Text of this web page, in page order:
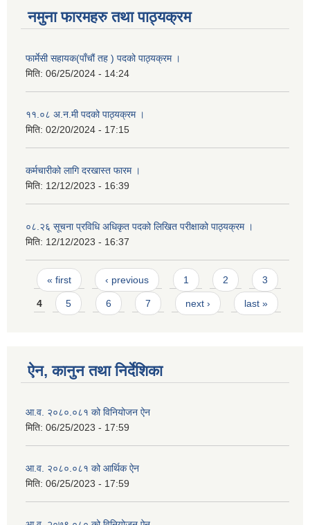
नमुना फारमहरु तथा पाठ्यक्रम
फार्मेसी सहायक(पाँचौं तह ) पदको पाठ्यक्रम ।
मिति: 06/25/2024 - 14:24
११.०८ अ.न.मी पदको पाठ्यक्रम ।
मिति: 02/20/2024 - 17:15
कर्मचारीको लागि दरखास्त फारम ।
मिति: 12/12/2023 - 16:39
०८.२६ सूचना प्रविधि अधिकृत पदको लिखित परीक्षाको पाठ्यक्रम ।
मिति: 12/12/2023 - 16:37
Pages
« first ‹ previous 1 2 3
4 5 6 7 next › last »
ऐन, कानुन तथा निर्देशिका
आ.व. २०८०.०८१ को विनियोजन ऐन
मिति: 06/25/2023 - 17:59
आ.व. २०८०.०८१ को आर्थिक ऐन
मिति: 06/25/2023 - 17:59